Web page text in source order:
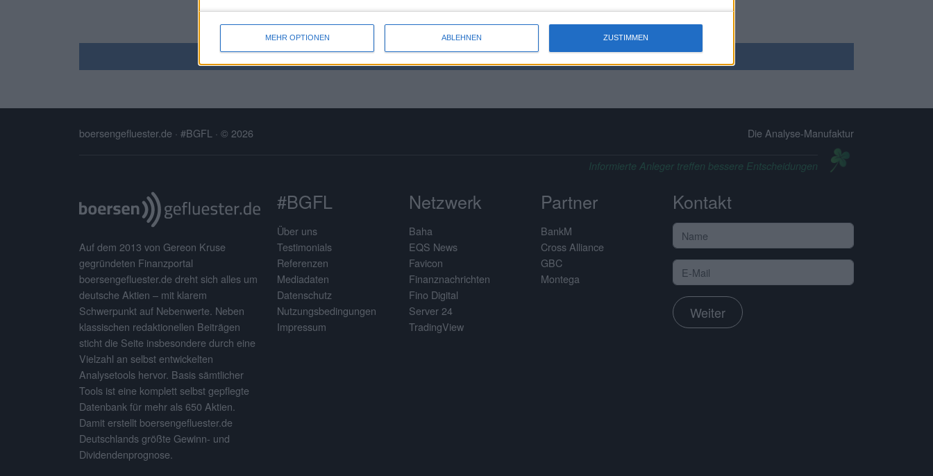
MEHR OPTIONEN ABLEHNEN ZUSTIMMEN
Heatmaps-Übersicht
Qualitätsjournalismus · 2013-2026 · Made in Germany
boersengefluester.de · #BGFL · © 2026 Die Analyse-Manufaktur
Informierte Anleger treffen bessere Entscheidungen
Auf dem 2013 von Gereon Kruse
gegründeten Finanzportal
boersengefluester.de dreht sich alles um
deutsche Aktien – mit klarem
Schwerpunkt auf Nebenwerte. Neben
klassischen redaktionellen Beiträgen
sticht die Seite insbesondere durch eine
Vielzahl an selbst entwickelten
Analysetools hervor. Basis sämtlicher
Tools ist eine komplett selbst gepflegte
Datenbank für mehr als 650 Aktien.
Damit erstellt boersengefluester.de
Deutschlands größte Gewinn- und
Dividendenprognose.
#BGFL
Über uns
Testimonials
Referenzen
Mediadaten
Datenschutz
Nutzungsbedingungen
Impressum
Netzwerk
Baha
EQS News
Favicon
Finanznachrichten
Fino Digital
Server 24
TradingView
Partner
BankM
Cross Alliance
GBC
Montega
Kontakt
Weiter